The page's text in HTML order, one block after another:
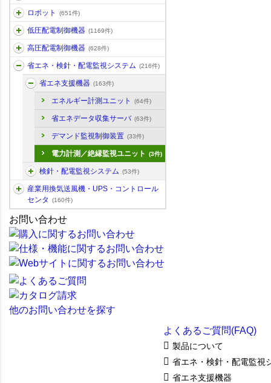
ロボット (651件)
低圧配電制御機器 (1169件)
高圧配電制御機器 (628件)
省エネ・検針・配電監視システム (216件)
省エネ支援機器 (163件)
エネルギー計測ユニット (64件)
省エネデータ収集サーバ (63件)
デマンド監視制御装置 (33件)
電力計測／絶縁監視ユニット (3件)
検針・配電監視システム (53件)
産業用換気送風機・UPS・コントロール
センタ
(160件)
お問い合わせ
他のお問い合わせを探す
よくあるご質問(FAQ)
製品について
省エネ・検針・配電監視
省エネ支援機器